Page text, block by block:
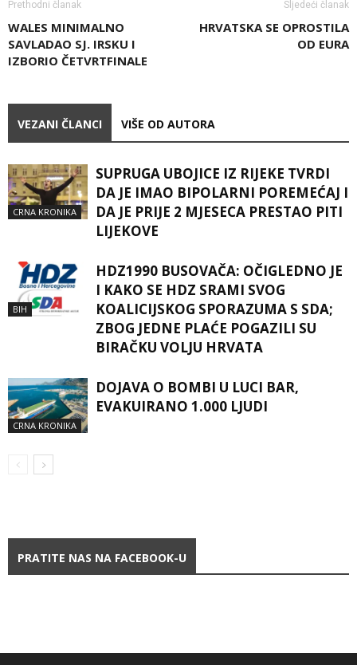
Prethodni članak
WALES MINIMALNO
SAVLADAO SJ. IRSKU I
IZBORIO ČETVRTFINALE
Sljedeći članak
HRVATSKA SE OPROSTILA
OD EURA
VEZANI ČLANCI VIŠE OD AUTORA
CRNA KRONIKA
SUPRUGA UBOJICE IZ RIJEKE TVRDI
DA JE IMAO BIPOLARNI POREMEĆAJ I
DA JE PRIJE 2 MJESECA PRESTAO PITI
LIJEKOVE
BIH
HDZ1990 BUSOVAČA: OČIGLEDNO JE
I KAKO SE HDZ SRAMI SVOG
KOALICIJSKOG SPORAZUMA S SDA;
ZBOG JEDNE PLAĆE POGAZILI SU
BIRAČKU VOLJU HRVATA
CRNA KRONIKA
DOJAVA O BOMBI U LUCI BAR,
EVAKUIRANO 1.000 LJUDI
PRATITE NAS NA FACEBOOK-U